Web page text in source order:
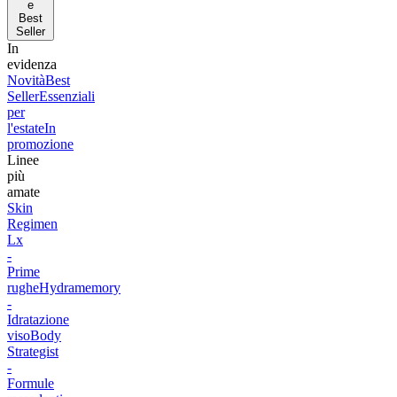
e
Best
Seller
In
evidenza
NovitàBest
SellerEssenziali
per
l'estateIn
promozione
Linee
più
amate
Skin
Regimen
Lx
-
Prime
rugheHydramemory
-
Idratazione
visoBody
Strategist
-
Formule